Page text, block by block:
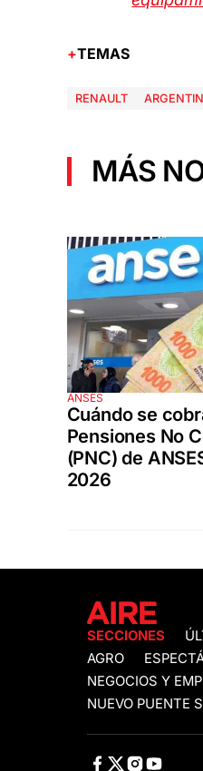
TEMAS
RENAULT
MÁS
ANSES
Cuándo se
Pensiones No
(PNC) de
2026
SECCIONES
AGRO
NEGOCIOS Y
NUEVO PUENTE